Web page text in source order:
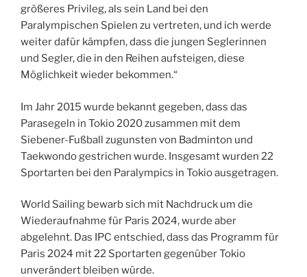
größeres Privileg, als sein Land bei den
Paralympischen Spielen zu vertreten, und ich werde
weiter dafür kämpfen, dass die jungen Seglerinnen
und Segler, die in den Reihen aufsteigen, diese
Möglichkeit wieder bekommen.“
Im Jahr 2015 wurde bekannt gegeben, dass das
Parasegeln in Tokio 2020 zusammen mit dem
Siebener-Fußball zugunsten von Badminton und
Taekwondo gestrichen wurde. Insgesamt wurden 22
Sportarten bei den Paralympics in Tokio ausgetragen.
World Sailing bewarb sich mit Nachdruck um die
Wiederaufnahme für Paris 2024, wurde aber
abgelehnt. Das IPC entschied, dass das Programm für
Paris 2024 mit 22 Sportarten gegenüber Tokio
unverändert bleiben würde.